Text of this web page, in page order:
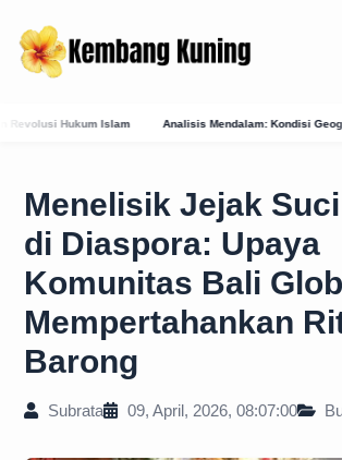
Kondisi Geografis Bali Barat Daya Sebagai Faktor
Menelisik Jejak
di Diaspora: Upaya
Komunitas Bali
Mempertahankan
Barong
Subrata 09, April, 2026, 08:07:00